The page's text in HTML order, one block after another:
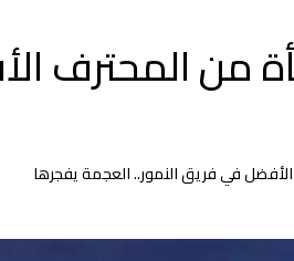
من المحترف
في فريق النمور.. العجمة يفجرها